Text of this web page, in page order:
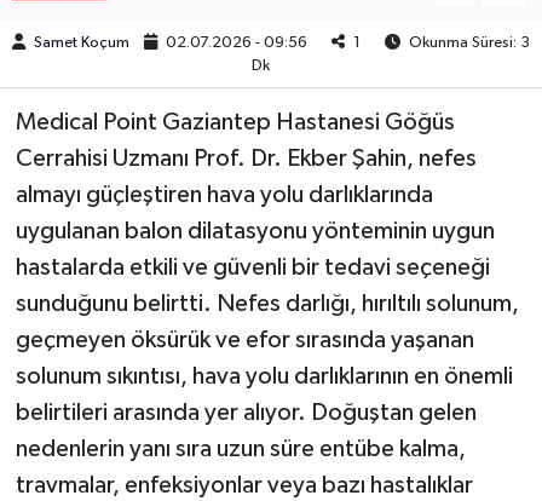
Samet Koçum 02.07.2026 - 09:56 1
Okunma Süresi: 3
Dk
Medical Point Gaziantep Hastanesi Göğüs
Cerrahisi Uzmanı Prof. Dr. Ekber Şahin, nefes
almayı güçleştiren hava yolu darlıklarında
uygulanan balon dilatasyonu yönteminin uygun
hastalarda etkili ve güvenli bir tedavi seçeneği
sunduğunu belirtti. Nefes darlığı, hırıltılı solunum,
geçmeyen öksürük ve efor sırasında yaşanan
solunum sıkıntısı, hava yolu darlıklarının en önemli
belirtileri arasında yer alıyor. Doğuştan gelen
nedenlerin yanı sıra uzun süre entübe kalma,
travmalar, enfeksiyonlar veya bazı hastalıklar
Siyaset
Spor
Türkiye
Video Haber
Yaşam
Yeme-İçme
Yemek